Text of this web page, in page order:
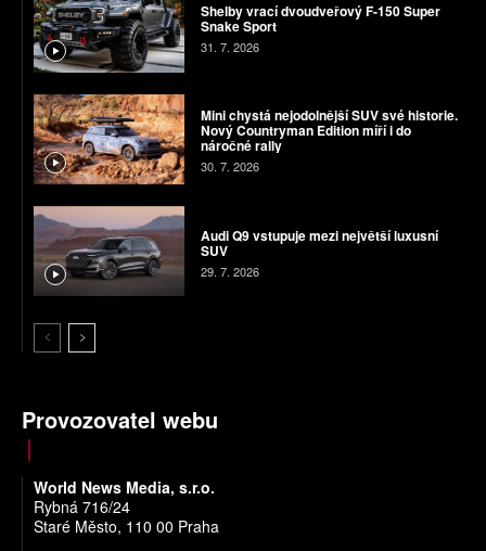
Shelby vrací dvoudveřový F-150 Super
Snake Sport
31. 7. 2026
Mini chystá nejodolnější SUV své historie.
Nový Countryman Edition míří i do
náročné rally
30. 7. 2026
Audi Q9 vstupuje mezi největší luxusní
SUV
29. 7. 2026
Provozovatel webu
World News Media, s.r.o.
Rybná 716/24
Staré Město, 110 00 Praha